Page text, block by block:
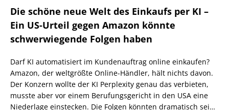
Die schöne neue Welt des Einkaufs per KI –
Ein US-Urteil gegen Amazon könnte
schwerwiegende Folgen haben
Darf KI automatisiert im Kundenauftrag online einkaufen?
Amazon, der weltgrößte Online-Händler, hält nichts davon.
Der Konzern wollte der KI Perplexity genau das verbieten,
musste aber vor einem Berufungsgericht in den USA eine
Niederlage einstecken. Die Folgen könnten dramatisch sein,